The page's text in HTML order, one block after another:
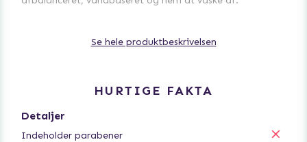
indeholder ingredienser, der også bruges af
små mængder. Da formlen er endda pH-afbalanceret,
risikoen for svampeinfektioner.
Se hele produktbeskrivelsen
HURTIGE FAKTA
Detaljer
Indeholder parabener